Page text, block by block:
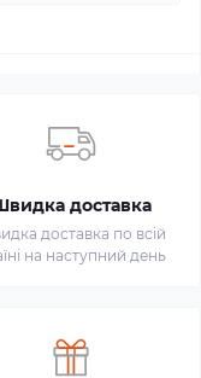
доставка
доставка по всій
на наступний день